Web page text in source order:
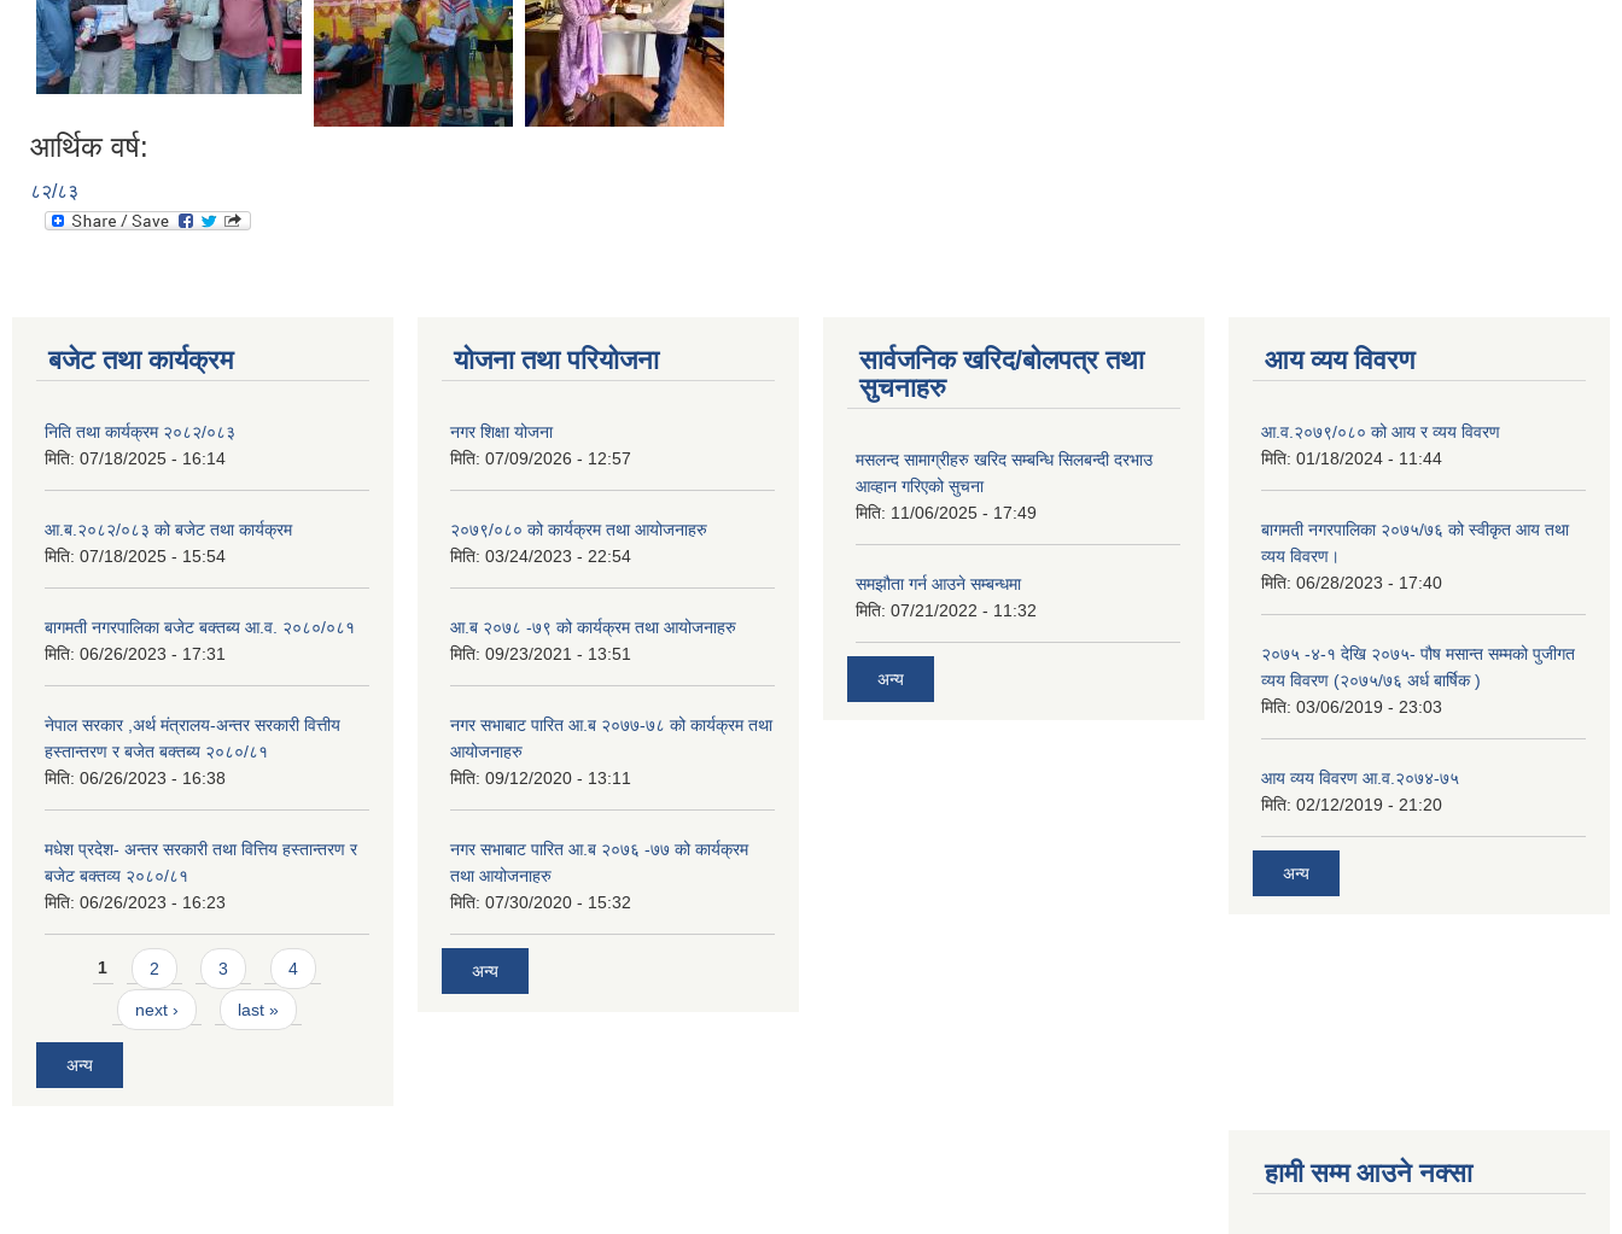
आर्थिक वर्ष:
८२/८३
बजेट तथा कार्यक्रम
निति तथा कार्यक्रम २०८२/०८३
मिति: 07/18/2025 - 16:14
आ.ब.२०८२/०८३ को बजेट तथा कार्यक्रम
मिति: 07/18/2025 - 15:54
बागमती नगरपालिका बजेट बक्तब्य आ.व. २०८०/०८१
मिति: 06/26/2023 - 17:31
नेपाल सरकार ,अर्थ मंत्रालय-अन्तर सरकारी वित्तीय
हस्तान्तरण र बजेत बक्तब्य २०८०/८१
मिति: 06/26/2023 - 16:38
मधेश प्रदेश- अन्तर सरकारी तथा वित्तिय हस्तान्तरण र
बजेट बक्तव्य २०८०/८१
मिति: 06/26/2023 - 16:23
Pages
1 2 3 4
next › last »
अन्य
योजना तथा परियोजना
नगर शिक्षा योजना
मिति: 07/09/2026 - 12:57
२०७९/०८० को कार्यक्रम तथा आयोजनाहरु
मिति: 03/24/2023 - 22:54
आ.ब २०७८ -७९ को कार्यक्रम तथा आयोजनाहरु
मिति: 09/23/2021 - 13:51
नगर सभाबाट पारित आ.ब २०७७-७८ को कार्यक्रम तथा
आयोजनाहरु
मिति: 09/12/2020 - 13:11
नगर सभाबाट पारित आ.ब २०७६ -७७ को कार्यक्रम
तथा आयोजनाहरु
मिति: 07/30/2020 - 15:32
अन्य
सार्वजनिक खरिद/बोलपत्र तथा
सुचनाहरु
मसलन्द सामाग्रीहरु खरिद सम्बन्धि सिलबन्दी दरभाउ
आव्हान गरिएको सुचना
मिति: 11/06/2025 - 17:49
समझौता गर्न आउने सम्बन्धमा
मिति: 07/21/2022 - 11:32
अन्य
आय व्यय विवरण
आ.व.२०७९/०८० को आय र व्यय विवरण
मिति: 01/18/2024 - 11:44
बागमती नगरपालिका २०७५/७६ को स्वीकृत आय तथा
व्यय विवरण।
मिति: 06/28/2023 - 17:40
२०७५ -४-१ देखि २०७५- पौष मसान्त सम्मको पुजीगत
व्यय विवरण (२०७५/७६ अर्ध बार्षिक )
मिति: 03/06/2019 - 23:03
आय व्यय विवरण आ.व.२०७४-७५
मिति: 02/12/2019 - 21:20
अन्य
हामी सम्म आउने नक्सा